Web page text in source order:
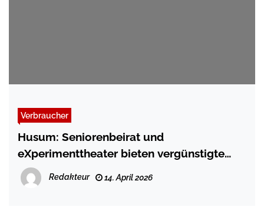
Verbraucher
Husum: Seniorenbeirat und
eXperimenttheater bieten vergünstigte
Eintrittskarten
Redakteur 14. April 2026